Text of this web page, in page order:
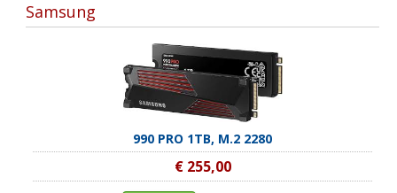
Samsung
990 PRO 1TB, M.2 2280
€ 255,00